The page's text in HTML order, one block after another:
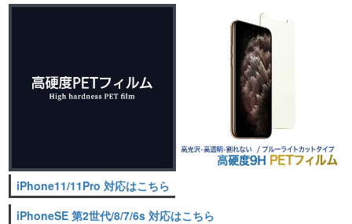
iPhone11/11Pro 対応はこちら
iPhoneSE 第2世代/8/7/6s 対応はこちら